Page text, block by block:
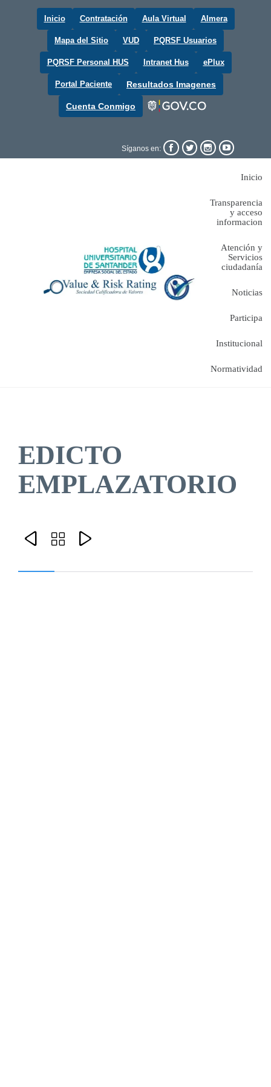
Inicio Contratación Aula Virtual Almera
Mapa del Sitio VUD PQRSF Usuarios
PQRSF Personal HUS Intranet Hus ePlux
Portal Paciente Resultados Imagenes
Cuenta Conmigo
Síganos en:    
Inicio
Transparencia
y acceso
informacion
Atención y
Servicios
ciudadanía
Noticias
Participa
Institucional
Normatividad
EDICTO
EMPLAZATORIO
  